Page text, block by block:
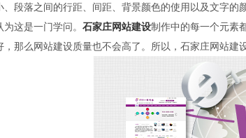
段落之间的行距、间距、背景颜色的使用以及文字的
这是一门学问。 石家庄网站建设制作中的每一个元素
那么网站建设质量也不会高了。所以，石家庄网站建